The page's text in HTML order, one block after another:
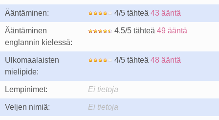
Ääntäminen: 4/5 tähteä 43 ääntä
Ääntäminen
englannin kielessä:
4.5/5 tähteä 49 ääntä
Ulkomaalaisten
mielipide:
4/5 tähteä 48 ääntä
Lempinimet: Ei tietoja
Veljen nimiä: Ei tietoja